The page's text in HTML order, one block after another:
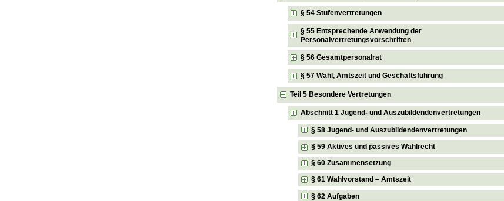
§ 54 Stufenvertretungen
§ 55 Entsprechende Anwendung der
Personalvertretungsvorschriften
§ 56 Gesamtpersonalrat
§ 57 Wahl, Amtszeit und Geschäftsführung
Teil 5 Besondere Vertretungen
Abschnitt 1 Jugend- und Auszubildendenvertretungen
§ 58 Jugend- und Auszubildendenvertretungen
§ 59 Aktives und passives Wahlrecht
§ 60 Zusammensetzung
§ 61 Wahlvorstand – Amtszeit
§ 62 Aufgaben